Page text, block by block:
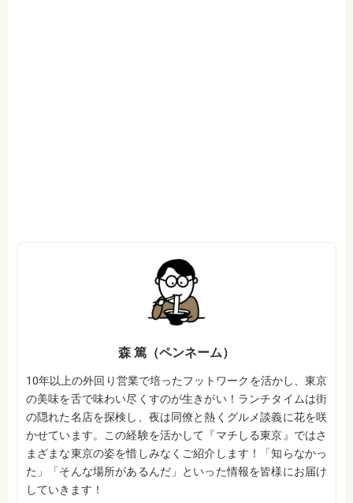
森 篤（ペンネーム）
10年以上の外回り営業で培ったフットワークを活かし、東京
の美味を舌で味わい尽くすのが生きがい！ランチタイムは街
の隠れた名店を探検し、夜は同僚と熱くグルメ談義に花を咲
かせています。この経験を活かして『マチしる東京』ではさ
まざまな東京の姿を惜しみなくご紹介します！「知らなかっ
た」「そんな場所があるんだ」といった情報を皆様にお届け
していきます！